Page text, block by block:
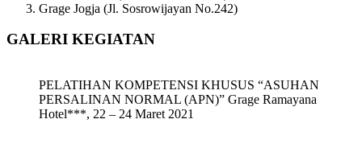
Grage Jogja (Jl. Sosrowijayan No.242)
GALERI KEGIATAN
PELATIHAN KOMPETENSI KHUSUS “ASUHAN
PERSALINAN NORMAL (APN)” Grage Ramayana
Hotel***, 22 – 24 Maret 2021